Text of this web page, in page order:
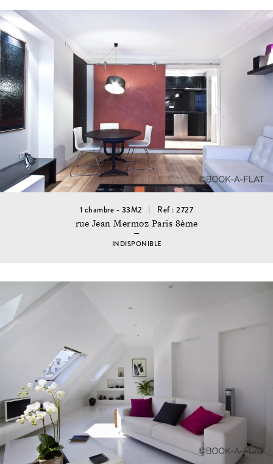
1 chambre - 33M2 Ref : 2727
rue Jean Mermoz Paris 8ème
INDISPONIBLE